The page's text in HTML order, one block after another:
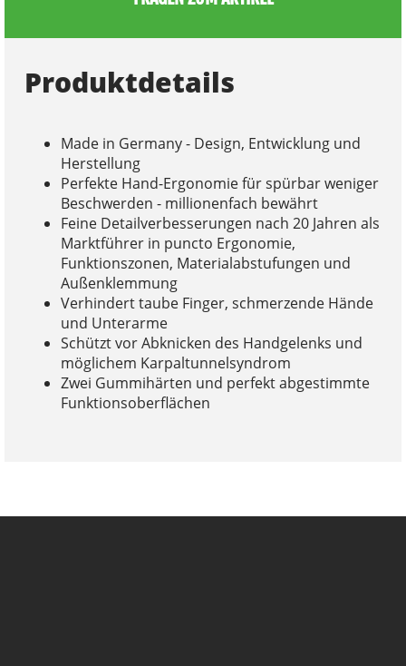
Produktdetails
Made in Germany - Design, Entwicklung und
Herstellung
Perfekte Hand-Ergonomie für spürbar weniger
Beschwerden - millionenfach bewährt
Feine Detailverbesserungen nach 20 Jahren als
Marktführer in puncto Ergonomie,
Funktionszonen, Materialabstufungen und
Außenklemmung
Verhindert taube Finger, schmerzende Hände
und Unterarme
Schützt vor Abknicken des Handgelenks und
möglichem Karpaltunnelsyndrom
Zwei Gummihärten und perfekt abgestimmte
Funktionsoberflächen